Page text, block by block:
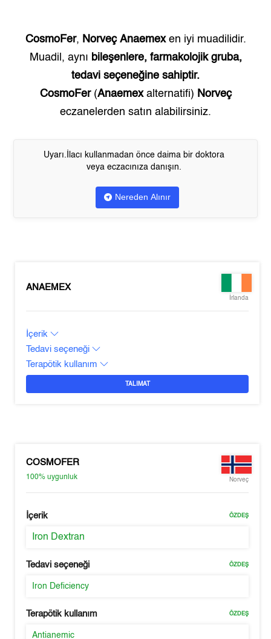
CosmoFer, Norveç Anaemexen iyi muadilidir.
Muadil, aynı bileşenlere, farmakolojik gruba,
tedavi seçeneğine sahiptir.
CosmoFer(Anaemexalternatifi) Norveç
eczanelerden satın alabilirsiniz.
Uyarı.İlacı kullanmadan önce daima bir doktora
veya eczacınıza danışın.
Nereden Alınır
ANAEMEX
İrlanda
İçerik
Tedavi seçeneği
Terapötik kullanım
TALIMAT
COSMOFER
100%uygunluk Norveç
İçerik ÖZDEŞ
Iron Dextran
Tedavi seçeneği ÖZDEŞ
Iron Deficiency
Terapötik kullanım ÖZDEŞ
Antianemic